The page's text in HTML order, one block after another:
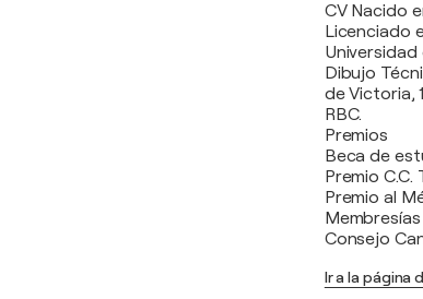
CV Nacido
Licenciado
Universidad
Dibujo
de Victoria,
RBC.
Premios
Beca de
Premio
Premio al
Membresías
Consejo
Ir a la página